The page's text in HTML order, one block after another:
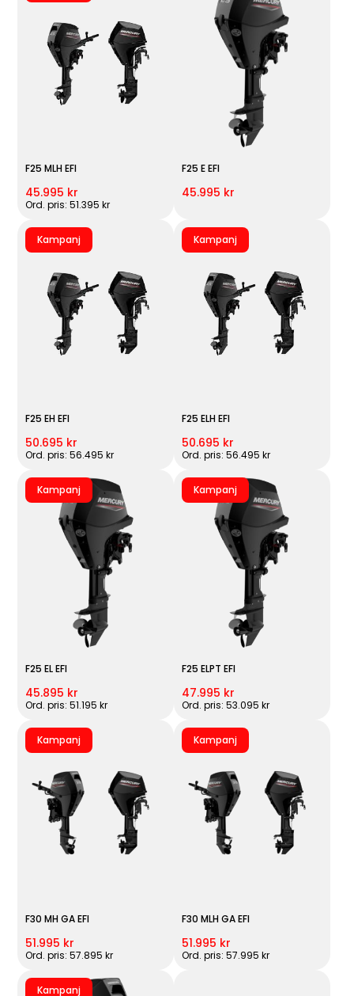
F25 MLH EFI
45.995 kr
Ord. pris: 51.395 kr
F25 E EFI
45.995 kr
Kampanj
F25 EH EFI
50.695 kr
Ord. pris: 56.495 kr
Kampanj
F25 ELH EFI
50.695 kr
Ord. pris: 56.495 kr
Kampanj
F25 EL EFI
45.895 kr
Ord. pris: 51.195 kr
Kampanj
F25 ELPT EFI
47.995 kr
Ord. pris: 53.095 kr
Kampanj
F30 MH GA EFI
51.995 kr
Ord. pris: 57.895 kr
Kampanj
F30 MLH GA EFI
51.995 kr
Ord. pris: 57.995 kr
Kampanj